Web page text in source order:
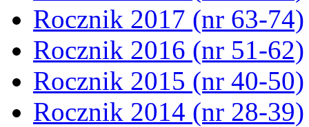
Rocznik 2017 (nr 63-74)
Rocznik 2016 (nr 51-62)
Rocznik 2015 (nr 40-50)
Rocznik 2014 (nr 28-39)